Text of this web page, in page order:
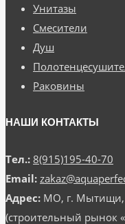
Унитазы
Смесители
Душ
Раковины
НАШИ КОНТАКТЫ
Тел.: 8(915)195-40-70
Email:
Адрес: МО, г. Мытищи,
(строительный рынок